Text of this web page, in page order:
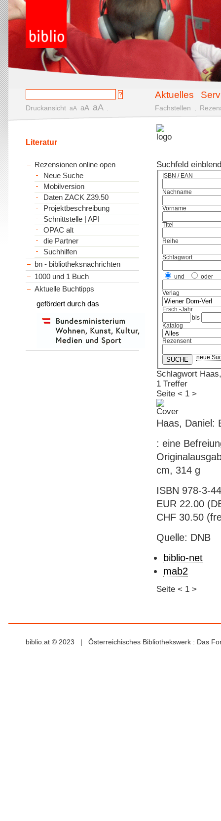
Aktuelles
Druckansicht aA aA aA Fachstellen
Suchfeld
ISBN / EAN
Nachname
Vorname
Titel
Reihe
Schlagwort
und oder
Verlag
Ersch.-Jahr
bis
Katalog
Rezensent
neue
Schlagwort
1 Treffer
Seite < 1 >
Haas, Daniel:
: eine
cm, 314 g
ISBN 978-3-
EUR 22.00
CHF 30.50
Quelle: DNB
biblio-net
mab2
Seite < 1 >
Literatur
Rezensionen online open
Neue Suche
Mobilversion
Daten ZACK Z39.50
Projektbeschreibung
Schnittstelle | API
OPAC alt
die Partner
Suchhilfen
bn - bibliotheksnachrichten
1000 und 1 Buch
Aktuelle Buchtipps
gefördert durch das
biblio.at © 2023 | Österreichisches Bibliothekswerk : Das